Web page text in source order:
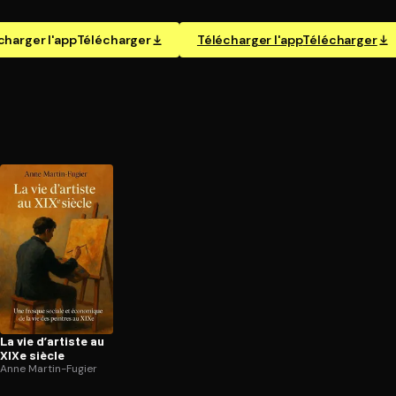
l'appTélécharger Télécharger l'appTélécharger
La vie d’artiste au
XIXe siècle
Anne Martin-Fugier